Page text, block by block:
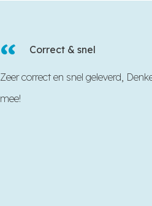
“ Correct & snel
Zeer correct en snel geleverd,
mee!